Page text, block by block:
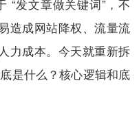
“发文章做关键词”，不
造成网站降权、流量流
力成本。今天就重新拆
是什么？核心逻辑和底